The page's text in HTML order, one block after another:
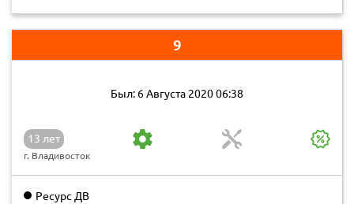
9
Был: 6 Августа 2020 06:38
13 лет
г. Владивосток
Ресурс ДВ